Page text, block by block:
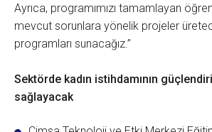
Ayrıca, programımızı tamamlayan
mevcut sorunlara yönelik projeler
programları sunacağız.”
Sektörde kadın istihdamının
sağlayacak